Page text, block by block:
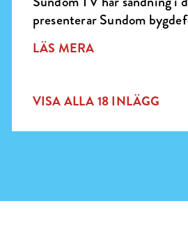
presenterar Sundom
LÄS MERA
VISA ALLA 18 INLÄGG